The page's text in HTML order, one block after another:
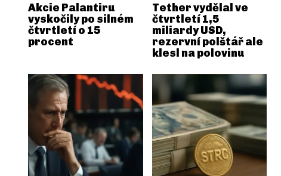
Akcie Palantiru
vyskočily po silném
čtvrtletí o 15
procent
Tether vydělal ve
čtvrtletí 1,5
miliardy USD,
rezervní polštář ale
klesl na polovinu